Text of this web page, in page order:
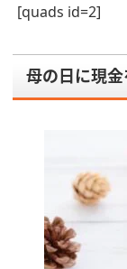
[quads id=2]
母の日に現